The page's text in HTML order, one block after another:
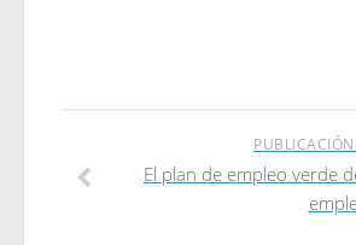
El plan de empleo verde